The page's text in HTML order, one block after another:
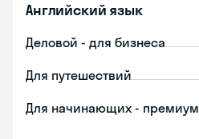
Английский язык
Деловой - для бизнеса
Для путешествий
Для начинающих - премиум